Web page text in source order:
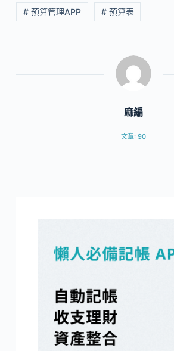
# 預算管理APP # 預算表
麻編
文章: 90